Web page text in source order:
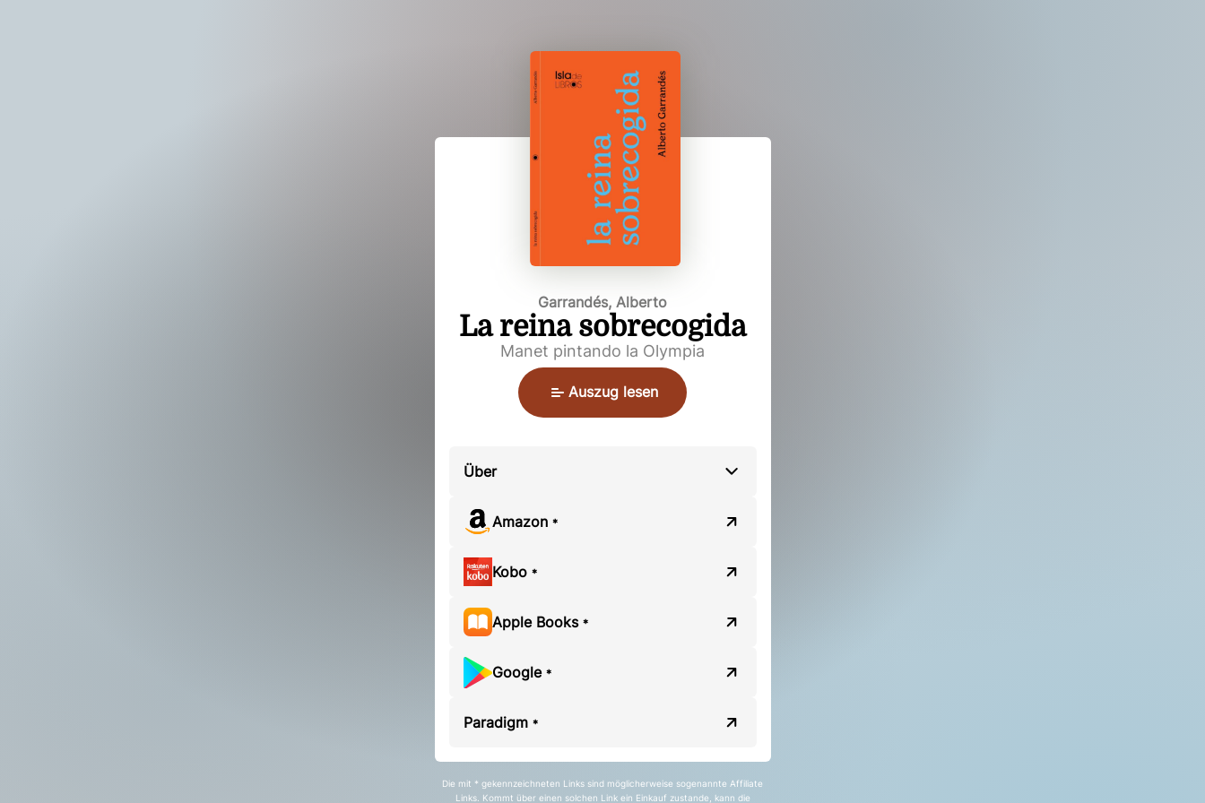
Garrandés, Alberto
La reina sobrecogida
Manet pintando la Olympia
Auszug lesen
Über
Amazon *
Kobo *
Apple Books *
Google *
Paradigm *
Die mit * gekennzeichneten Links sind möglicherweise sogenannte Affiliate
Links. Kommt über einen solchen Link ein Einkauf zustande, kann die